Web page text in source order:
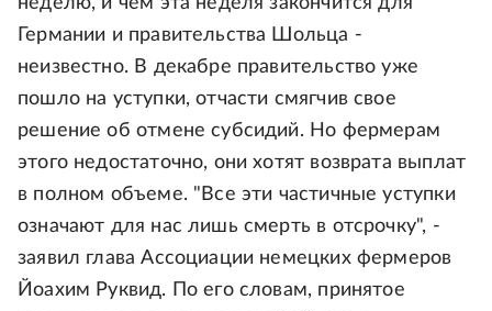
Германии и правительства Шольца -
неизвестно. В декабре правительство уже
пошло на уступки, отчасти смягчив свое
решение об отмене субсидий. Но фермерам
этого недостаточно, они хотят возврата выплат
в полном объеме. "Все эти частичные уступки
означают для нас лишь смерть в отсрочку", -
заявил глава Ассоциации немецких фермеров
Йоахим Руквид. По его словам, принятое